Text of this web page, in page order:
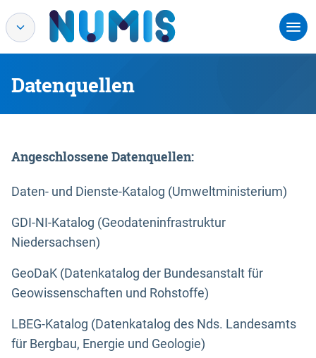
Datenquellen
Angeschlossene Datenquellen:
Daten- und Dienste-Katalog (Umweltministerium)
GDI-NI-Katalog (Geodateninfrastruktur
Niedersachsen)
GeoDaK (Datenkatalog der Bundesanstalt für
Geowissenschaften und Rohstoffe)
LBEG-Katalog (Datenkatalog des Nds. Landesamts
für Bergbau, Energie und Geologie)